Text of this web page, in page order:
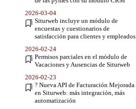
2026-03-04
Siturweb incluye un módulo de
encuestas y cuestionarios de
satisfacción para clientes y empleados
2026-02-24
Permisos parciales en el módulo de
Vacaciones y Ausencias de Siturweb
2026-02-23
? Nueva API de Facturación Mejorada
en Siturweb: más integración, más
automatización